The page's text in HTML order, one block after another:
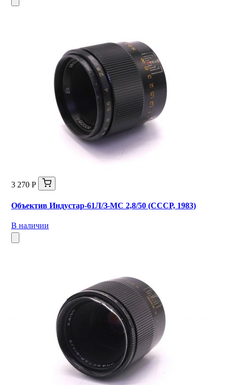
3 270 Р
Объектив Индустар-61Л/З-МС 2,8/50 (СССР, 1983)
В наличии